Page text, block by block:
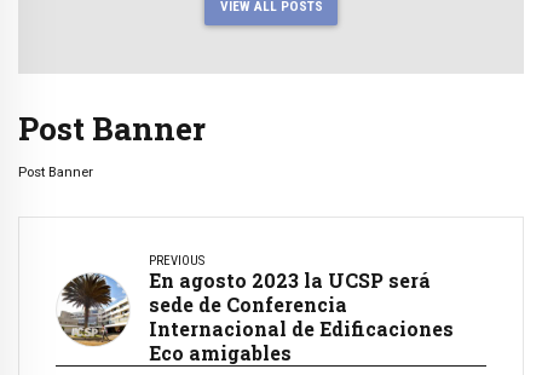
VIEW ALL POSTS
Post Banner
Post Banner
PREVIOUS
En agosto 2023 la UCSP será
sede de Conferencia
Internacional de Edificaciones
Eco amigables